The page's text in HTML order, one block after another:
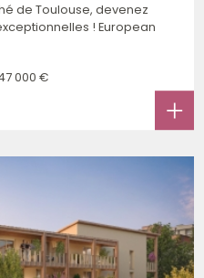
de Toulouse, devenez
! European
000 €